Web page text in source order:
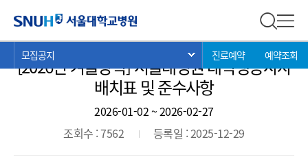
전체 검
현
재
모집공지 서브 메뉴 목록 열기
진료예약 예약조회
모집공지
[2026년 겨울방학] 서울대병원 대학생봉사자
배치표 및 준수사항
2026-01-02 ~2026-02-27
조회수 : 7562
등록일 : 2025-12-29